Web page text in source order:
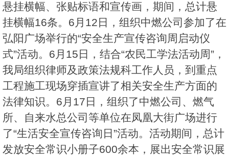
悬挂横幅、张贴标语和宣传画，期间，总计悬
挂横幅16条。6月12日，组织中燃公司参加了在
弘阳广场举行的“安全生产宣传咨询周启动仪
式”活动。6月15日，结合“农民工学法活动周”，
我局组织律师及政策法规科工作人员，到重点
工程施工现场穿插宣讲了相关安全生产方面的
法律知识。6月17日，组织了中燃公司、燃气
所、自来水总公司等单位在凤凰大街广场进行
了“生活安全宣传咨询日”活动。活动期间，总计
发放安全常识小册子600余本，展出安全常识展